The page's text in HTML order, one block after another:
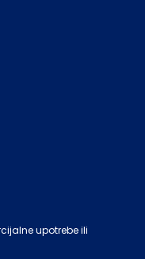
upotrebe ili